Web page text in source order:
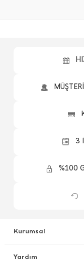
3
%100
Kurumsal
Yardım